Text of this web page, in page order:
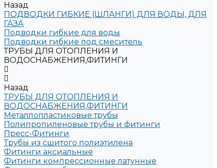
Назад
ПОДВОДКИ ГИБКИЕ (ШЛАНГИ) ДЛЯ ВОДЫ, ДЛЯ
ГАЗА
Подводки гибкие для воды
Подводки гибкие под смеситель
ТРУБЫ ДЛЯ ОТОПЛЕНИЯ И
ВОДОСНАБЖЕНИЯ,ФИТИНГИ
Назад
ТРУБЫ ДЛЯ ОТОПЛЕНИЯ И
ВОДОСНАБЖЕНИЯ,ФИТИНГИ
Металлопластиковые трубы
Полипропиленовые трубы и фитинги
Пресс-Фитинги
Трубы из сшитого полиэтилена
Фитинги аксиальные
Фитинги компрессионные латунные